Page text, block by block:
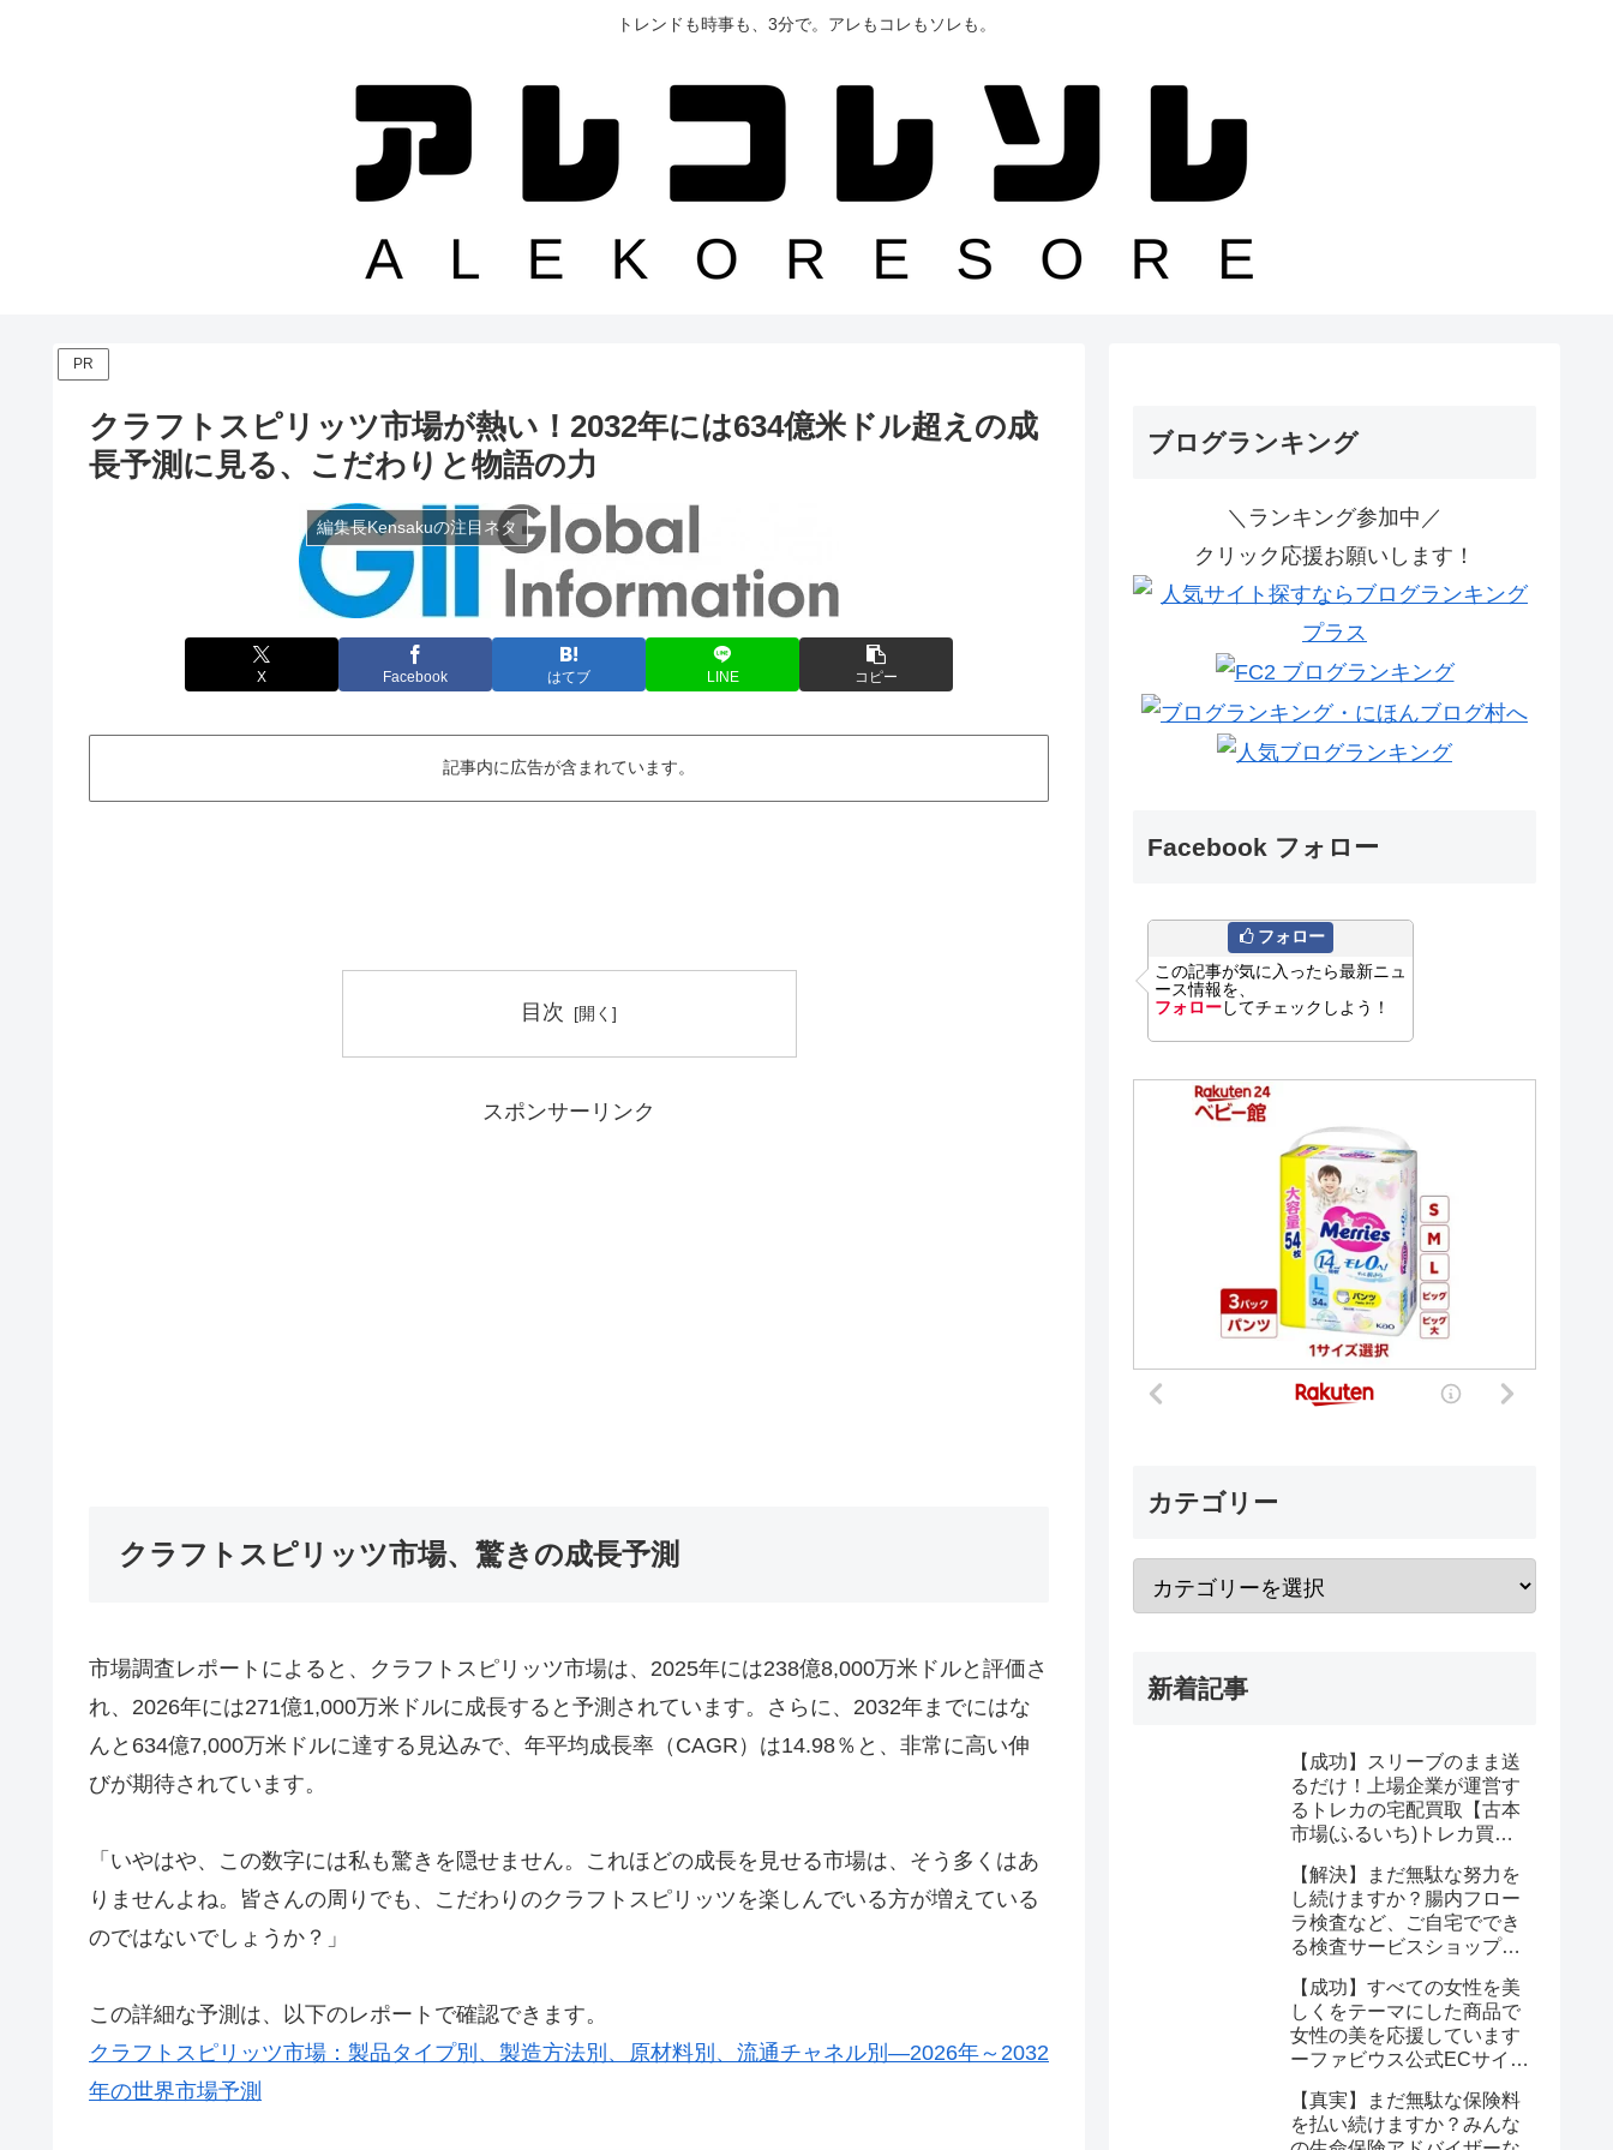
トレンドも時事も、3分で。アレもコレもソレも。
PR
クラフトスピリッツ市場が熱い！2032年には634億米ドル超えの成
長予測に見る、こだわりと物語の力
編集長Kensakuの注目ネタ
X Facebook はてブ LINE コピー
記事内に広告が含まれています。
目次
スポンサーリンク
クラフトスピリッツ市場、驚きの成長予測
市場調査レポートによると、クラフトスピリッツ市場は、2025年には238億8,000万米ドルと評価さ
れ、2026年には271億1,000万米ドルに成長すると予測されています。さらに、2032年までにはな
んと634億7,000万米ドルに達する見込みで、年平均成長率（CAGR）は14.98％と、非常に高い伸
びが期待されています。
「いやはや、この数字には私も驚きを隠せません。これほどの成長を見せる市場は、そう多くはあ
りませんよね。皆さんの周りでも、こだわりのクラフトスピリッツを楽しんでいる方が増えている
のではないでしょうか？」
この詳細な予測は、以下のレポートで確認できます。
クラフトスピリッツ市場：製品タイプ別、製造方法別、原材料別、流通チャネル別―2026年～2032
年の世界市場予測
ブログランキング
＼ランキング参加中／
クリック応援お願いします！
Facebook フォロー
フォロー
この記事が気に入ったら最新ニュ
ース情報を、
フォローしてチェックしよう！
カテゴリー
新着記事
【成功】スリーブのまま送
るだけ！上場企業が運営す
るトレカの宅配買取【古本
市場(ふるいち)トレカ買
みが解決する
【解決】まだ無駄な努力を
し続けますか？腸内フロー
ラ検査など、ご自宅ででき
る検査サービスショップ
ならたった1回で驚くほど
簡単に悩みが解消する事実
【成功】すべての女性を美
しくをテーマにした商品で
女性の美を応援しています
ーファビウス公式ECサイト
クション金賞の秘密を公開
【真実】まだ無駄な保険料
を払い続けますか？みんな